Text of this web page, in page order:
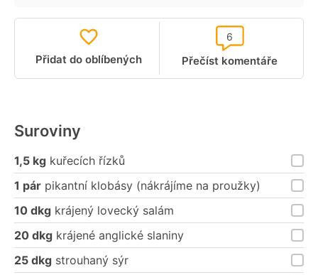
Přidat do oblíbených Přečíst komentáře
6
Suroviny
1,5 kg kuřecích řízků
1 pár pikantní klobásy (nákrájíme na proužky)
10 dkg krájený lovecký salám
20 dkg krájené anglické slaniny
25 dkg strouhaný sýr